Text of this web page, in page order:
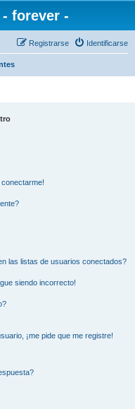
- forever -
Identificarse
Registrarse
las listas de usuarios conectados?
siendo incorrecto!
¡me pide que me registre!